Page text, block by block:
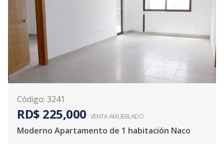
Código: 3241
RD$ 225,000 VENTA AMUEBLADO
Moderno Apartamento de 1 habitación Naco